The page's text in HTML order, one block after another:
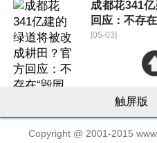
成都花341
回应：不存
[05-03]
触屏版
Copyright @ 2001-2015